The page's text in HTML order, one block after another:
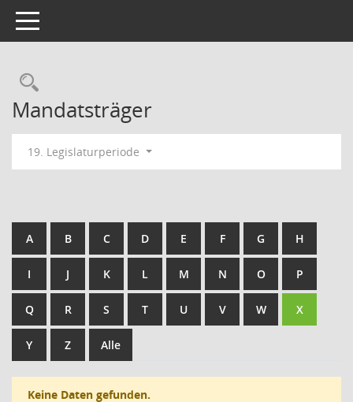
Toggle navigation
Rechercheauswahl
Mandatsträger
19. Legislaturperiode
A B C D E F G H
I J K L M N O P
Q R S T U V W X
Y Z Alle
Keine Daten gefunden.